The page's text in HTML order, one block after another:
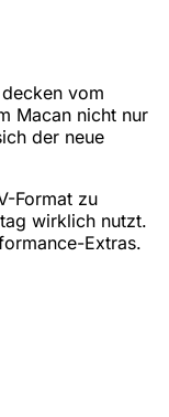
vom
Macan nicht nur
der neue
Format zu
wirklich nutzt.
Extras.